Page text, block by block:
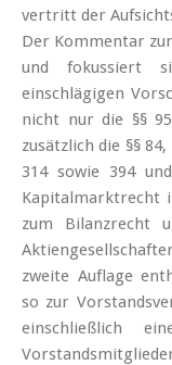
vertritt der
Der Kommentar
und fokussiert
einschlägigen
nicht nur die §§
zusätzlich die §§
314 sowie 394
Kapitalmarktrecht
zum Bilanzrecht
zweite Auflage
so zur
einschließlich